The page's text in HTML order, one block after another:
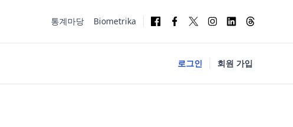
통계마당 Biometrika
로그인 회원 가입